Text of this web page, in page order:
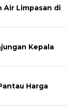
Air Limpasan di
Kepala
Harga